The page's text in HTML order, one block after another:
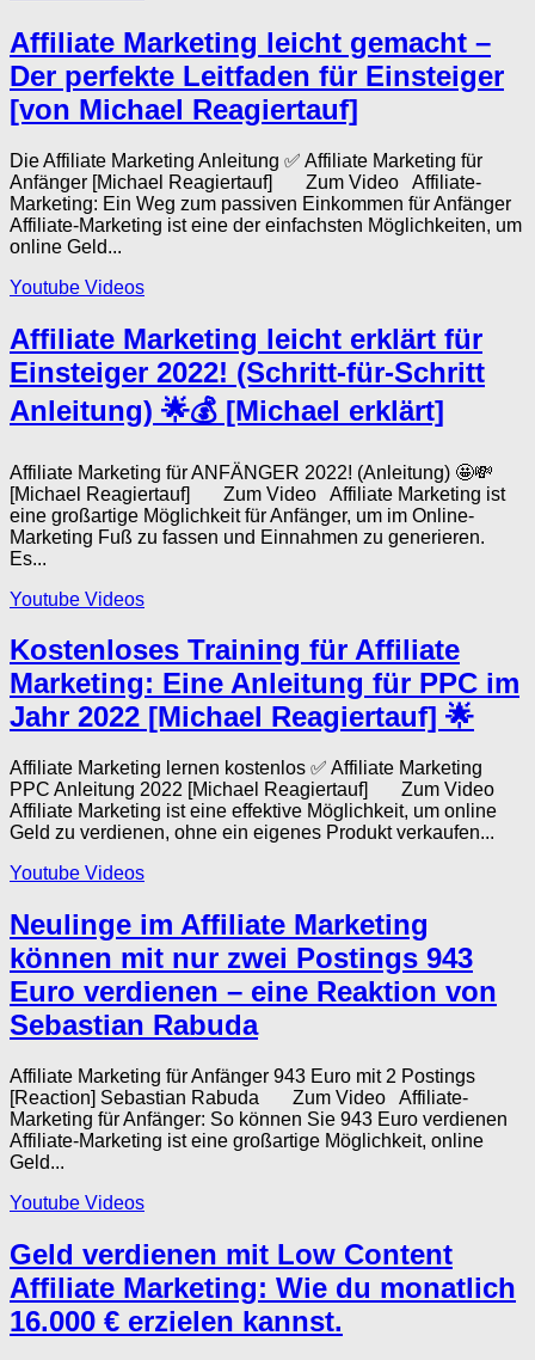
Affiliate Marketing leicht gemacht –
Der perfekte Leitfaden für Einsteiger
[von Michael Reagiertauf]
Die Affiliate Marketing Anleitung ✅ Affiliate Marketing für
Anfänger [Michael Reagiertauf] Zum Video Affiliate-
Marketing: Ein Weg zum passiven Einkommen für Anfänger
Affiliate-Marketing ist eine der einfachsten Möglichkeiten, um
online Geld...
Youtube Videos
Affiliate Marketing leicht erklärt für
Einsteiger 2022! (Schritt-für-Schritt
Anleitung) 🌟💰 [Michael erklärt]
Affiliate Marketing für ANFÄNGER 2022! (Anleitung) 🤩💸
[Michael Reagiertauf] Zum Video Affiliate Marketing ist
eine großartige Möglichkeit für Anfänger, um im Online-
Marketing Fuß zu fassen und Einnahmen zu generieren.
Es...
Youtube Videos
Kostenloses Training für Affiliate
Marketing: Eine Anleitung für PPC im
Jahr 2022 [Michael Reagiertauf] 🌟
Affiliate Marketing lernen kostenlos ✅ Affiliate Marketing
PPC Anleitung 2022 [Michael Reagiertauf] Zum Video
Affiliate Marketing ist eine effektive Möglichkeit, um online
Geld zu verdienen, ohne ein eigenes Produkt verkaufen...
Youtube Videos
Neulinge im Affiliate Marketing
können mit nur zwei Postings 943
Euro verdienen – eine Reaktion von
Sebastian Rabuda
Affiliate Marketing für Anfänger 943 Euro mit 2 Postings
[Reaction] Sebastian Rabuda Zum Video Affiliate-
Marketing für Anfänger: So können Sie 943 Euro verdienen
Affiliate-Marketing ist eine großartige Möglichkeit, online
Geld...
Youtube Videos
Geld verdienen mit Low Content
Affiliate Marketing: Wie du monatlich
16.000 € erzielen kannst.